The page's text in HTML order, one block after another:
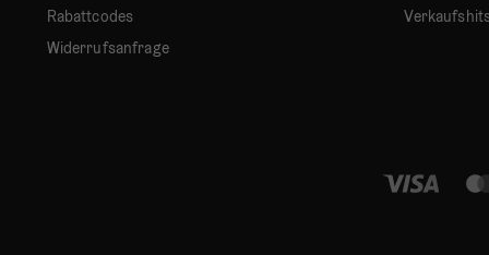
Rabattcodes
Widerrufsanfrage